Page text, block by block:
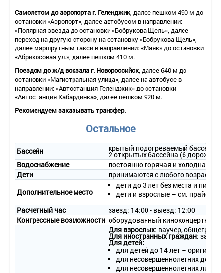
• Оборудование мини-кухни – холодильник, электрическая
плита, электрический чайник, микроволновая печь, набор
посуды, кухонный гарнитур, обеденный стол, стулья.
• Покрытие пола – ламинат.
• Санузел – душ, фен, комплект полотенец.
• Сервис:
- уборка номера – ежедневно;
- смена белья – 1 раз в 7 дней;
- смена полотенец – 1 раз в 3 дня.
• Количество основных мест – 4.
• Дополнительное место – 2 (диван).
• Площадь – 60-100 кв.м.
• Мебель – 2-спальные кровати, прикроватные тумбочки,
зеркало, шкаф, диван.
• Оборудование – ЖК-телевизор, кондиционер.
• Оборудование мини-кухни – холодильник, электрическая
плита, электрический чайник, набор посуды, кухонный
гарнитур, обеденный стол, стулья.
• Покрытие пола – линолеум.
• 2 санузла – душ, фен, комплект полотенец.
• Сервис:
- смена полотенец – 1 раз в 3 дня.
Самолетом до аэропортаг. Геленджик, далее пешком 490 м до
остановки «Аэропорт», далее автобусом в направлении:
«Полярная звезда до остановки «Бобрукова Щель», далее
переход на другую сторону на остановку «Бобрукова Щель»,
далее маршрутным такси в направлении: «Маяк» до остановки
«Абрикосовая ул.», далее пешком 410 м.
Поездом до ж/д вокзала г. Новороссийск, далее 640 м до
остановки «Магистральная улица», далее на автобусе в
направлении: «Автостанция Геленджик» до остановки
«Автостанция Кабардинка», далее пешком 920 м.
Рекомендуем заказывать трансфер.
Остальное
Бассейн крытый подогреваемый бассейн
2 открытых бассейна (6 дорожек,
Водоснабжение
постоянно горячая и холодная
Дети
принимаются с любого возраста,
Дополнительное место
дети до 3 лет без места и
дети и взрослые – см. прайс-
Расчетный час
заезд: 14:00 - выезд: 12:00
Конгрессные возможности оборудованный киноконцертный
Для взрослых: ваучер,
Для иностранных граждан:
Для детей:
для детей до 14 лет –
для несовершеннолетних
для несовершеннолетних лиц